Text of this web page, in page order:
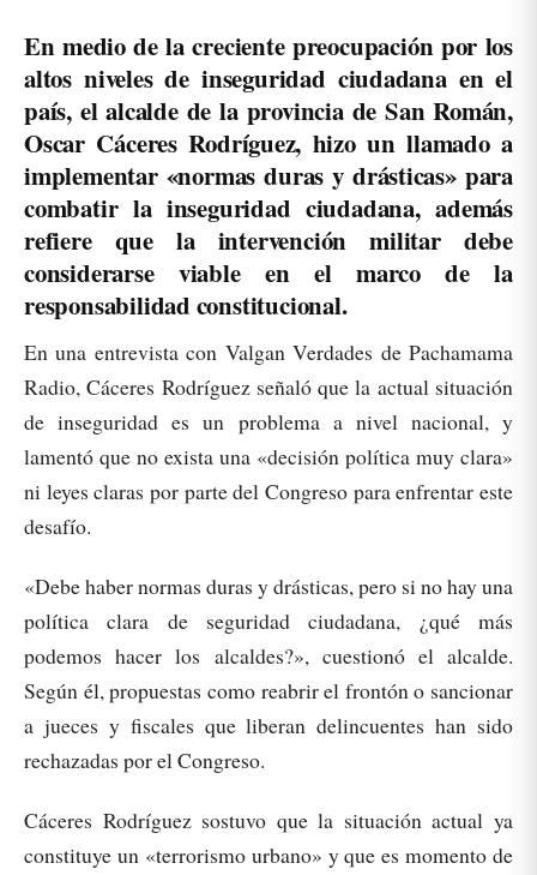
En medio de la creciente preocupación por los
altos niveles de inseguridad ciudadana en el
país, el alcalde de la provincia de San Román,
Oscar Cáceres Rodríguez, hizo un llamado a
implementar «normas duras y drásticas» para
combatir la inseguridad ciudadana, además
refiere que la intervención militar debe
considerarse viable en el marco de la
responsabilidad constitucional.
En una entrevista con Valgan Verdades de Pachamama
Radio, Cáceres Rodríguez señaló que la actual situación
de inseguridad es un problema a nivel nacional, y
lamentó que no exista una «decisión política muy clara»
ni leyes claras por parte del Congreso para enfrentar este
desafío.
«Debe haber normas duras y drásticas, pero si no hay una
política clara de seguridad ciudadana, ¿qué más
podemos hacer los alcaldes?», cuestionó el alcalde.
Según él, propuestas como reabrir el frontón o sancionar
a jueces y fiscales que liberan delincuentes han sido
rechazadas por el Congreso.
Cáceres Rodríguez sostuvo que la situación actual ya
constituye un «terrorismo urbano» y que es momento de